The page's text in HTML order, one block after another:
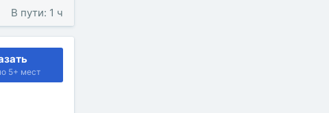
В пути: 1 ч
5+ мест